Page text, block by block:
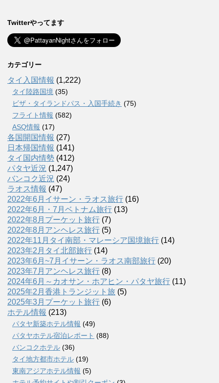
Twitterやってます
カテゴリー
タイ入国情報 (1,222)
タイ陸路国境 (35)
ビザ・タイランドパス・入国手続き (75)
フライト情報 (582)
ASQ情報 (17)
各国開国情報 (27)
日本帰国情報 (141)
タイ国内情勢 (412)
パタヤ近況 (1,247)
バンコク近況 (24)
ラオス情報 (47)
2022年6月イサーン・ラオス旅行 (16)
2022年6月・7月ベトナム旅行 (13)
2022年8月プーケット旅行 (7)
2022年8月アンヘレス旅行 (5)
2022年11月タイ南部・マレーシア国境旅行 (14)
2023年2月タイ北部旅行 (14)
2023年6月~7月イサーン・ラオス南部旅行 (20)
2023年7月アンヘレス旅行 (8)
2024年6月～カオサン・ホアヒン・パタヤ旅行 (11)
2025年2月香港トランジット旅 (5)
2025年3月プーケット旅行 (6)
ホテル情報 (213)
パタヤ新築ホテル情報 (49)
パタヤホテル宿泊レポート (88)
バンコクホテル (36)
タイ地方都市ホテル (19)
東南アジアホテル情報 (5)